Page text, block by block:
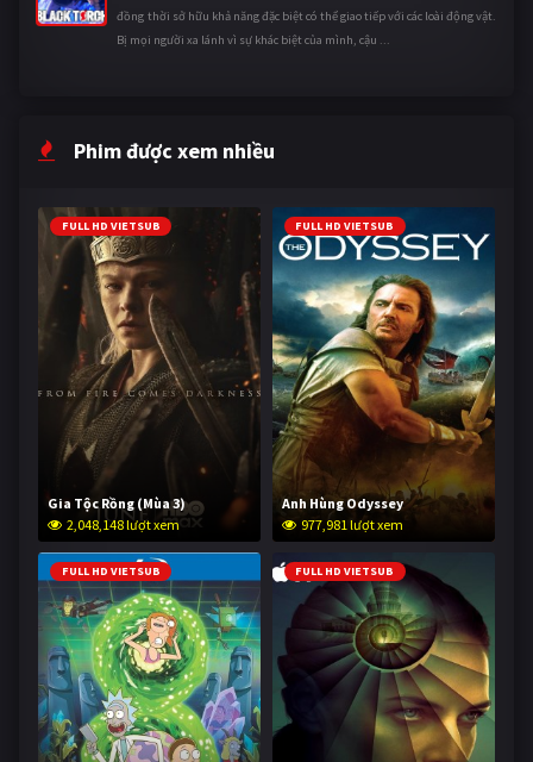
đồng thời sở hữu khả năng đặc biệt có thể giao tiếp với các loài động vật.
Bị mọi người xa lánh vì sự khác biệt của mình, cậu ...
Phim được xem nhiều
FULL HD VIETSUB
Gia Tộc Rồng (Mùa 3)
2,048,148 lượt xem
FULL HD VIETSUB
Anh Hùng Odyssey
977,981 lượt xem
FULL HD VIETSUB FULL HD VIETSUB